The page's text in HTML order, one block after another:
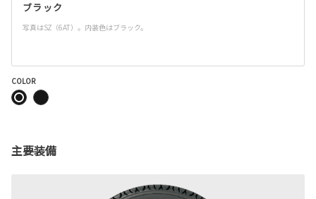
ブラック
写真はSZ（6AT）。内装色はブラック。
COLOR
主要装備